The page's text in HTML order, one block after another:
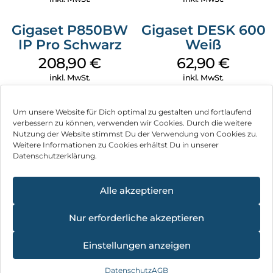
Um unsere Website für Dich optimal zu gestalten und fortlaufend
verbessern zu können, verwenden wir Cookies. Durch die weitere
Nutzung der Website stimmst Du der Verwendung von Cookies zu.
Weitere Informationen zu Cookies erhältst Du in unserer
Datenschutzerklärung.
Alle akzeptieren
Nur erforderliche akzeptieren
Einstellungen anzeigen
DatenschutzAGB
Taste holen Sie per Knopfdruck Hilfe. Bis zu vier hinterlegte
Kontakt- oder Notrufnummern werden automatisch
nacheinander im Freisprechmodus angerufen – ganz ohne
Menü oder zusätzliche Eingaben.
So können Sie auch in stressigen Momenten oder bei
Ergänzend bietet der Sicherheitsanruf eine zusätzliche
Schutzfunktion. Autorisierte Personen, etwa Angehörige,
können sich mit dem Telefon verbinden und im Ernstfall
direkt über den Freisprechmodus sprechen. So lässt sich
schnell klären, ob alles in Ordnung ist.
Funktionen, die Sicherheit geben – und auch Ihren
Angehörigen die Gewissheit, im entscheidenden Moment für
Sie da sein zu können.
Sicher wählen. Sofort wissen, wer anruft.
Die sprechenden Wahltasten geben Ihnen bei jeder Eingabe
Gigaset P850BW
IP Pro Schwarz
208,90€
inkl. MwSt.
Gigaset DESK 600
Weiß
62,90€
inkl. MwSt.
Impressum
Hinweis zur Batterieentsorgung
Newsletter